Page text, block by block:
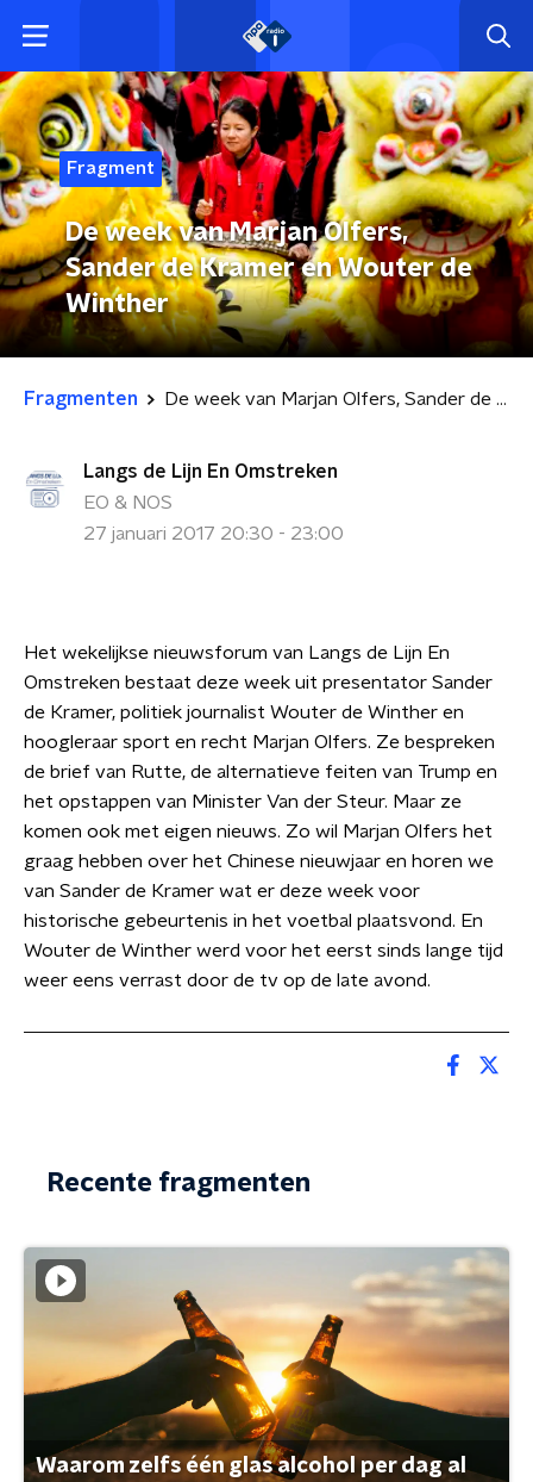
Fragment
De week van Marjan Olfers,
Sander de Kramer en Wouter de
Winther
Fragmenten De week van Marjan Olfers, Sander de Kramer en Wouter de Winther
Langs de Lijn En Omstreken
EO & NOS
27 januari 2017 20:30 - 23:00
Het wekelijkse nieuwsforum van Langs de Lijn En
Omstreken bestaat deze week uit presentator Sander
de Kramer, politiek journalist Wouter de Winther en
hoogleraar sport en recht Marjan Olfers. Ze bespreken
de brief van Rutte, de alternatieve feiten van Trump en
het opstappen van Minister Van der Steur. Maar ze
komen ook met eigen nieuws. Zo wil Marjan Olfers het
graag hebben over het Chinese nieuwjaar en horen we
van Sander de Kramer wat er deze week voor
historische gebeurtenis in het voetbal plaatsvond. En
Wouter de Winther werd voor het eerst sinds lange tijd
weer eens verrast door de tv op de late avond.
Recente fragmenten
Waarom zelfs één glas alcohol per dag al